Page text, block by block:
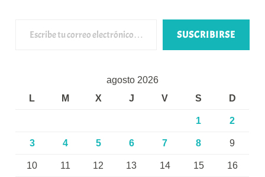
SUSCRIBIRSE
agosto 2026
L
M X J V S D
1 2
3 4 5 6 7 8 9
10 11 12 13 14 15 16